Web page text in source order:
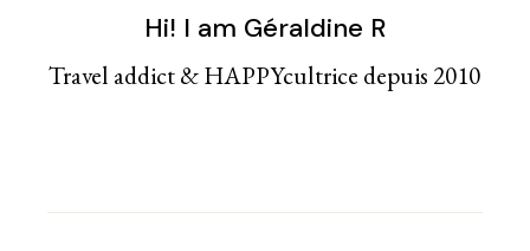
Hi! I am Géraldine R
Travel addict & HAPPYcultrice depuis 2010